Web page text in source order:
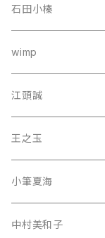
石田小榛
wimp
江頭誠
王之玉
小筆夏海
中村美和子